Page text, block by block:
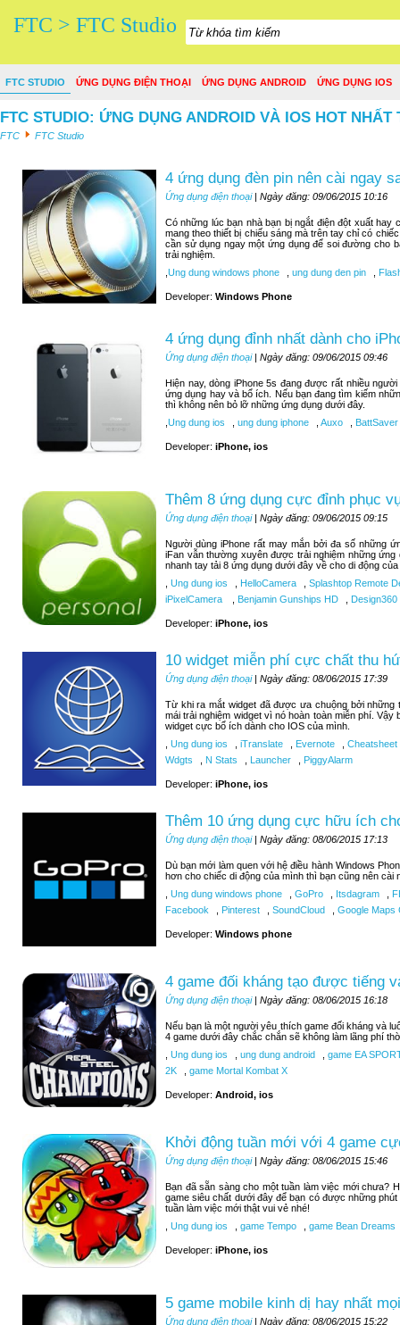
FTC > FTC Studio
FTC STUDIO ỨNG DỤNG ĐIỆN THOẠI ỨNG DỤNG ANDROID ỨNG DỤNG IOS
FTC STUDIO: ỨNG DỤNG ANDROID VÀ IOS HOT NHẤT
FTC FTC Studio
4 ứng dụng đèn pin nên cài ngay
Ứng dụng điện thoại| Ngày đăng: 09/06/2015 10:16
Có những lúc bạn nhà bạn bị ngắt điện đột xuất hay
mang theo thiết bị chiếu sáng mà trên tay chỉ có
cần sử dụng ngay một ứng dụng để soi đường cho
trải nghiệm.
Ung dung windows phone ung dung den pin
Developer: Windows Phone
4 ứng dụng đỉnh nhất dành cho
Ứng dụng điện thoại| Ngày đăng: 09/06/2015 09:46
Hiện nay, dòng iPhone 5s đang được rất nhiều
ứng dụng hay và bổ ích. Nếu bạn đang tìm kiếm
thì không nên bỏ lỡ những ứng dụng dưới đây.
Ung dung ios ung dung iphone Auxo BattSaver
Developer: iPhone, ios
Thêm 8 ứng dụng cực đỉnh phục
Ứng dụng điện thoại| Ngày đăng: 09/06/2015 09:15
Người dùng iPhone rất may mắn bởi đa số những
iFan vẫn thường xuyên được trải nghiệm những
nhanh tay tải 8 ứng dụng dưới đây về cho di động
Ung dung ios HelloCamera
Splashtop Remote
iPixelCamera
Benjamin Gunships HD Design360
Developer: iPhone, ios
10 widget miễn phí cực chất thu
Ứng dụng điện thoại| Ngày đăng: 08/06/2015 17:39
Từ khi ra mắt widget đã được ưa chuộng bởi
mái trải nghiệm widget vì nó hoàn toàn miễn phí.
widget cực bổ ích dành cho IOS của mình.
Ung dung ios iTranslate Evernote
Cheatsheet
Wdgts
N Stats Launcher PiggyAlarm
Developer: iPhone, ios
Thêm 10 ứng dụng cực hữu ích
Ứng dụng điện thoại| Ngày đăng: 08/06/2015 17:13
Dù bạn mới làm quen với hệ điều hành Windows
hơn cho chiếc di động của mình thì bạn cũng nên cài
Ung dung windows phone GoPro Itsdagram
Facebook
Pinterest SoundCloud Google Maps
Developer: Windows phone
4 game đối kháng tạo được tiếng
Ứng dụng điện thoại| Ngày đăng: 08/06/2015 16:18
Nếu bạn là một người yêu thích game đối kháng và
4 game dưới đây chắc chắn sẽ không làm lãng phí
Ung dung ios ung dung android
game EA
2K
game Mortal Kombat X
Developer: Android, ios
Khởi động tuần mới với 4 game
Ứng dụng điện thoại| Ngày đăng: 08/06/2015 15:46
Bạn đã sẵn sàng cho một tuần làm việc mới chưa?
game siêu chất dưới đây để bạn có được những
tuần làm việc mới thật vui vẻ nhé!
Ung dung ios game Tempo game Bean Dreams
Developer: iPhone, ios
5 game mobile kinh dị hay nhất
Ứng dụng điện thoại| Ngày đăng: 08/06/2015 15:22